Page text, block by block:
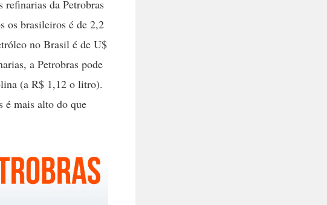
da Petrobras
os brasileiros é de 2,2
no Brasil é de U$
a Petrobras pode
(a R$ 1,12 o litro).
é mais alto do que